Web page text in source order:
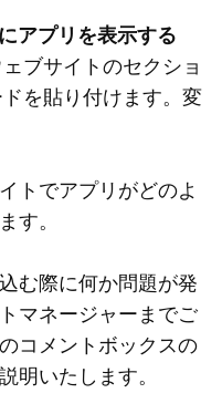
アプリを表示する
ブサイトのセクショ
を貼り付けます。変
トでアプリがどのよ
す。
む際に何か問題が発
マネージャーまでご
コメントボックスの
明いたします。